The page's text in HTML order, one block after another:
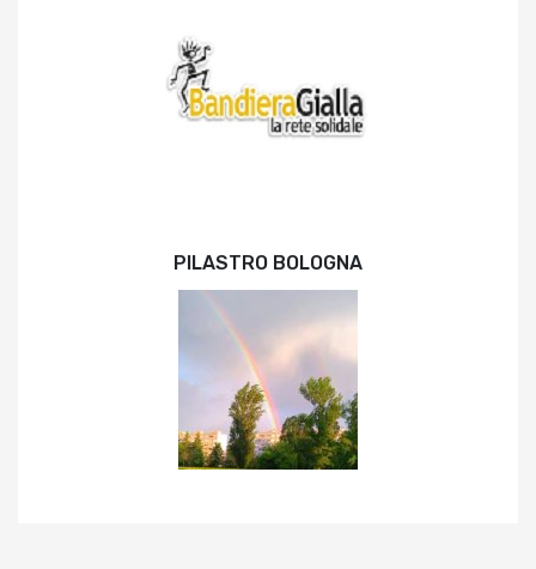
PILASTRO BOLOGNA